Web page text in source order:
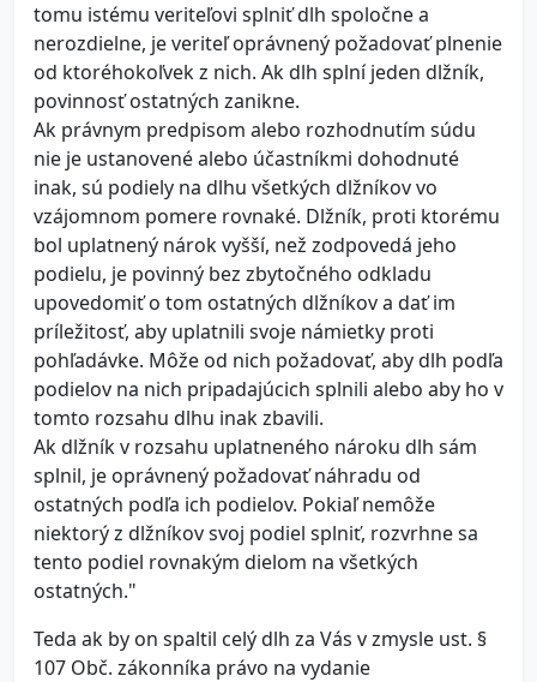
tomu istému veriteľovi splniť dlh spoločne a
nerozdielne, je veriteľ oprávnený požadovať plnenie
od ktoréhokoľvek z nich. Ak dlh splní jeden dlžník,
povinnosť ostatných zanikne.
Ak právnym predpisom alebo rozhodnutím súdu
nie je ustanovené alebo účastníkmi dohodnuté
inak, sú podiely na dlhu všetkých dlžníkov vo
vzájomnom pomere rovnaké. Dlžník, proti ktorému
bol uplatnený nárok vyšší, než zodpovedá jeho
podielu, je povinný bez zbytočného odkladu
upovedomiť o tom ostatných dlžníkov a dať im
príležitosť, aby uplatnili svoje námietky proti
pohľadávke. Môže od nich požadovať, aby dlh podľa
podielov na nich pripadajúcich splnili alebo aby ho v
tomto rozsahu dlhu inak zbavili.
Ak dlžník v rozsahu uplatneného nároku dlh sám
splnil, je oprávnený požadovať náhradu od
ostatných podľa ich podielov. Pokiaľ nemôže
niektorý z dlžníkov svoj podiel splniť, rozvrhne sa
tento podiel rovnakým dielom na všetkých
ostatných."
Teda ak by on spaltil celý dlh za Vás v zmysle ust. §
107 Obč. zákonníka právo na vydanie